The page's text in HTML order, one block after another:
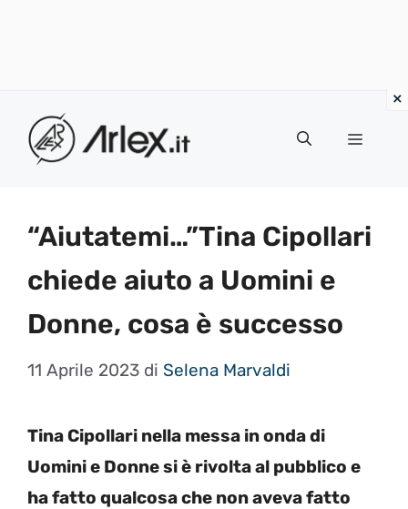
contenuto
Menu
“Aiutatemi…”Tina Cipollari
chiede aiuto a Uomini e
Donne, cosa è successo
11 Aprile 2023 di Selena Marvaldi
Tina Cipollari nella messa in onda di
Uomini e Donne si è rivolta al pubblico e
ha fatto qualcosa che non aveva fatto